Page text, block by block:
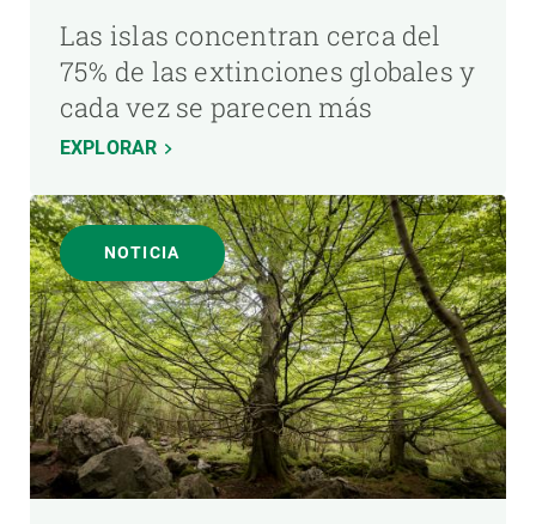
Las islas concentran cerca del
75% de las extinciones globales y
cada vez se parecen más
EXPLORAR
NOTICIA